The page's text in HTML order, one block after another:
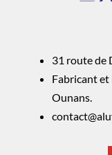
31 route de
Fabricant et
Ounans.